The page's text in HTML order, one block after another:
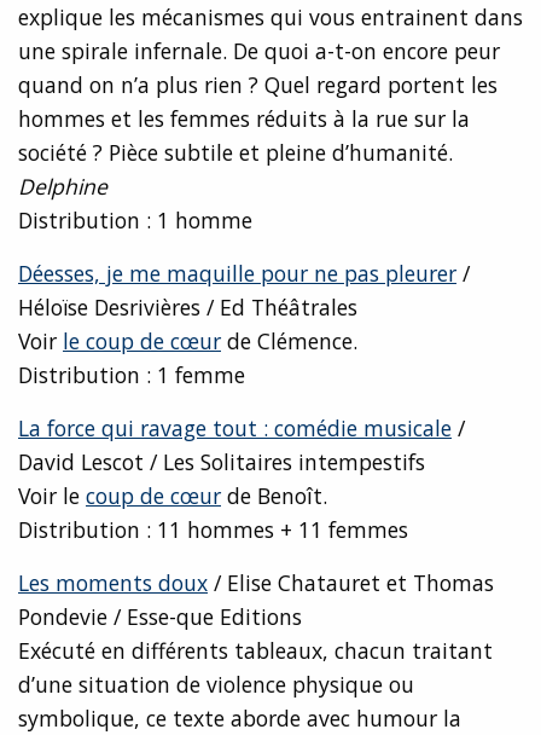
explique les mécanismes qui vous entrainent dans
une spirale infernale. De quoi a-t-on encore peur
quand on n’a plus rien ? Quel regard portent les
hommes et les femmes réduits à la rue sur la
société ? Pièce subtile et pleine d’humanité.
Delphine
Distribution : 1 homme
Déesses, je me maquille pour ne pas pleurer /
Héloïse Desrivières / Ed Théâtrales
Voir le coup de cœur de Clémence.
Distribution : 1 femme
La force qui ravage tout : comédie musicale /
David Lescot / Les Solitaires intempestifs
Voir le coup de cœur de Benoît.
Distribution : 11 hommes + 11 femmes
Les moments doux / Elise Chatauret et Thomas
Pondevie / Esse-que Editions
Exécuté en différents tableaux, chacun traitant
d’une situation de violence physique ou
symbolique, ce texte aborde avec humour la